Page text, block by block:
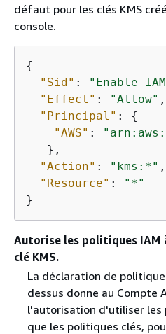
défaut pour les clés KMS
console.
{
"Sid" : "Enable
"Effect" : "Allow" ,
"Principal" : {
"AWS" :
   },
"Action" : "kms:*" ,
"Resource" :
"*"
}
Autorise les politiques IAM
clé KMS.
La déclaration de
dessus donne au Compte
l'autorisation d'utiliser les
que les politiques clés,